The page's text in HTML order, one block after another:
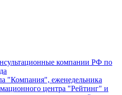
компании РФ по
"Компания", еженедельника
центра "Рейтинг" и